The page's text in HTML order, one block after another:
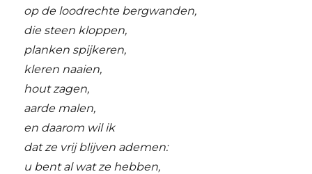
op de loodrechte bergwanden,
die steen kloppen,
planken spijkeren,
kleren naaien,
hout zagen,
aarde malen,
en daarom wil ik
dat ze vrij blijven ademen:
u bent al wat ze hebben,